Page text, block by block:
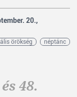
20.,
örökség néptánc
48.